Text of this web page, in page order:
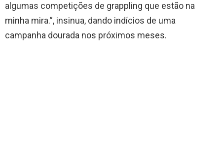
algumas competições de grappling que estão na
minha mira.”, insinua, dando indícios de uma
campanha dourada nos próximos meses.